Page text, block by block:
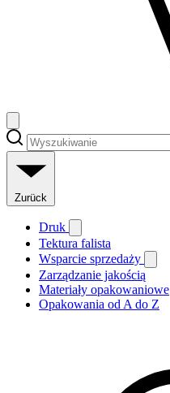
Zurück
Druk
Tektura falista
Wsparcie sprzedaży
Zarządzanie jakością
Materiały opakowaniowe
Opakowania od A do Z